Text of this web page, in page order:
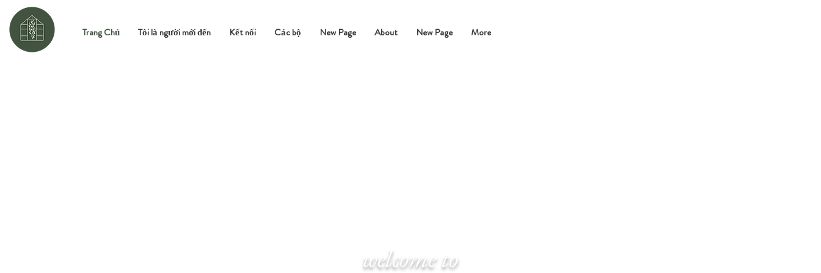
Trang Chủ Tôi là người mới đến Kết nối Các bộ New Page About New Page More
welcome to